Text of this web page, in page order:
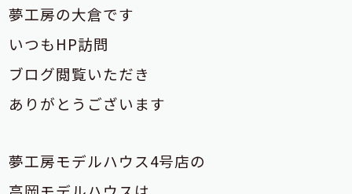
夢工房の大倉です
いつもHP訪問
ブログ閲覧いただき
ありがとうございます
夢工房モデルハウス4号店の